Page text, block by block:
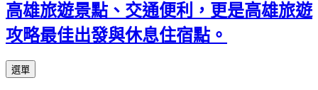
高雄旅遊景點、交通便利，更是高雄旅遊
攻略最佳出發與休息住宿點。
選單